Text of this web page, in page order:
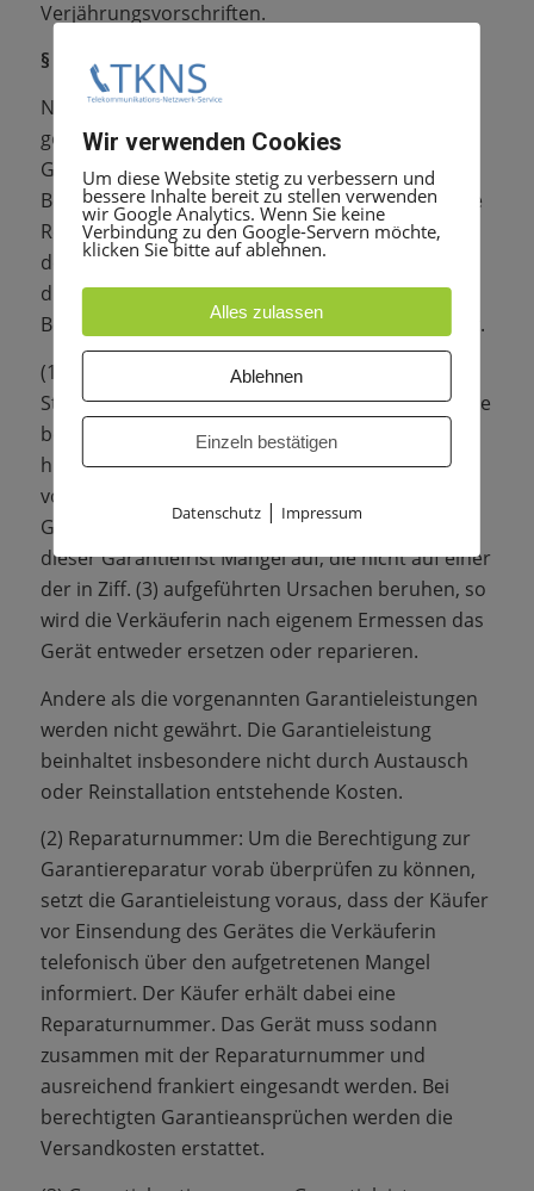
Verjährungsvorschriften.
§ 8 Garantieerklärung
Neben den gesetzlichen Gewährleistungsrechte
gewährt die Verkäuferin für ihre Waren eine
Garantie nach Maßgabe der nachfolgenden
Bestimmungen. Durch diese Garantie bleiben die
Rechte des Käufers gegen die Verkäuferin aus
dem geschlossenen Kaufvertrag – insbesondere
die gesetzlichen Gewährleistungsrechte unter
Berücksichtigung von § 7 dieser AGB – unberührt.
(1) Garantieleistung: Die Verkäuferin (Pierre
Starke, Hafenplatz 5, 10963 Berlin) gewährt für alle
bei ihr erworbenen Geräte, nach Maßgabe der
hier beschriebenen Bedingungen, eine Garantie
von drei Jahren, gerechnet ab dem Erwerb des
Gerätes durch den Käufer. Treten innerhalb
dieser Garantiefrist Mängel auf, die nicht auf einer
der in Ziff. (3) aufgeführten Ursachen beruhen, so
wird die Verkäuferin nach eigenem Ermessen das
Gerät entweder ersetzen oder reparieren.
Andere als die vorgenannten Garantieleistungen
werden nicht gewährt. Die Garantieleistung
beinhaltet insbesondere nicht durch Austausch
oder Reinstallation entstehende Kosten.
(2) Reparaturnummer: Um die Berechtigung zur
Garantiereparatur vorab überprüfen zu können,
setzt die Garantieleistung voraus, dass der Käufer
vor Einsendung des Gerätes die Verkäuferin
telefonisch über den aufgetretenen Mangel
informiert. Der Käufer erhält dabei eine
Reparaturnummer. Das Gerät muss sodann
zusammen mit der Reparaturnummer und
ausreichend frankiert eingesandt werden. Bei
berechtigten Garantieansprüchen werden die
Versandkosten erstattet.
Wir verwenden Cookies
Um diese Website stetig zu verbessern und
bessere Inhalte bereit zu stellen verwenden
wir Google Analytics. Wenn Sie keine
Verbindung zu den Google-Servern möchte,
klicken Sie bitte auf ablehnen.
Alles zulassen
Ablehnen
Einzeln bestätigen
Datenschutz| Impressum